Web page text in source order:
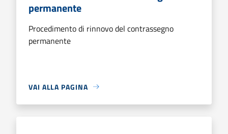
permanente
Procedimento di rinnovo del contrassegno
permanente
VAI ALLA PAGINA